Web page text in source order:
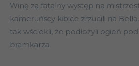
Winę za fatalny występ na
kameruńscy kibice zrzucili na
tak wściekli, że podłożyli ogień
bramkarza.